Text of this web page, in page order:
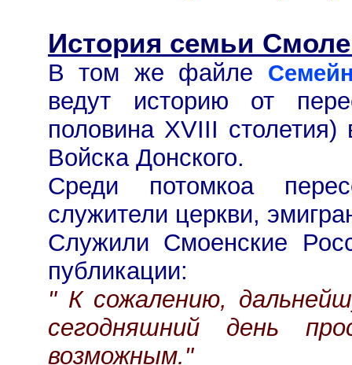
История семьи
В том же файле
ведут историю от
половина XVIII
Войска Донского.
Среди потомкоа
служители церкви,
Служили Смоенские
публикации:
" К сожалению,
сегодняшний день
возможным."